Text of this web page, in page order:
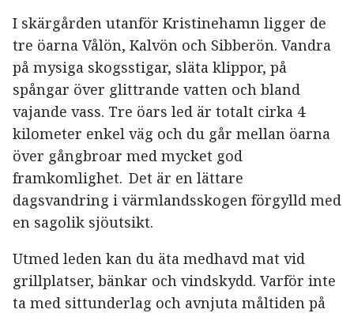
I skärgården utanför Kristinehamn ligger de
tre öarna Vålön, Kalvön och Sibberön. Vandra
på mysiga skogsstigar, släta klippor, på
spångar över glittrande vatten och bland
vajande vass. Tre öars led är totalt cirka 4
kilometer enkel väg och du går mellan öarna
över gångbroar med mycket god
framkomlighet. Det är en lättare
dagsvandring i värmlandsskogen förgylld med
en sagolik sjöutsikt.
Utmed leden kan du äta medhavd mat vid
grillplatser, bänkar och vindskydd. Varför inte
ta med sittunderlag och avnjuta måltiden på